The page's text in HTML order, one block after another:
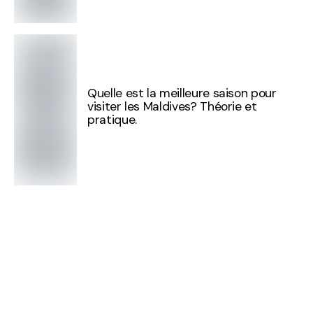
Quelle est la meilleure saison pour
visiter les Maldives? Théorie et
pratique.